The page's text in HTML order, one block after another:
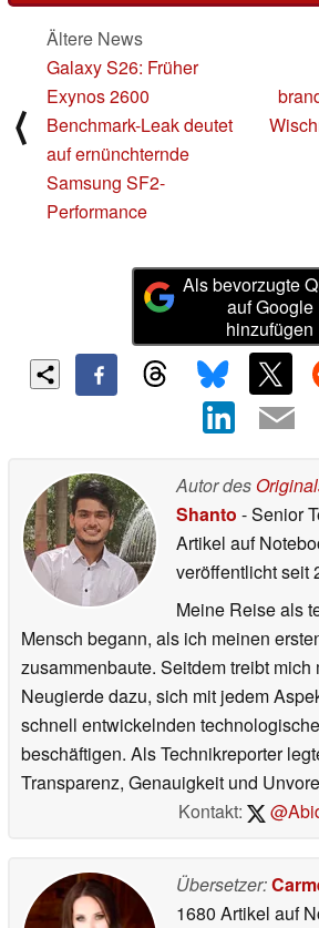
⟨
Ältere News
Galaxy S26: Früher
Exynos 2600
Benchmark-Leak deutet
auf ernünchternde
Samsung SF2-
Performance
Als bevorzugte
auf Google
hinzufügen
Autor des
Shanto - Senior
Artikel auf
veröffentlichtseit
Meine Reise als
Mensch begann, als ich meinen
zusammenbaute. Seitdem treibt
Neugierde dazu, sich mit jedem
schnell entwickelnden
beschäftigen. Als Technikreporter
Transparenz, Genauigkeit und
Kontakt:
Übersetzer:
1680 Artikel auf